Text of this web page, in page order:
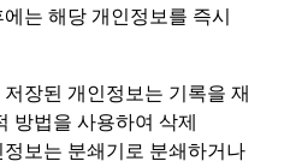
는 해당 개인정보를 즉시
장된 개인정보는 기록을 재
방법을 사용하여 삭제
보는 분쇄기로 분쇄하거나